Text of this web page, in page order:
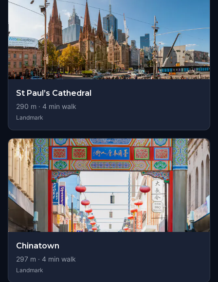
St Paul’s Cathedral
290 m · 4 min walk
Landmark
Chinatown
297 m · 4 min walk
Landmark